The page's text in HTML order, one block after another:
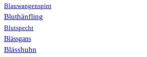
Blauwangenspint
Bluthänfling
Blutspecht
Blässgans
Blässhuhn